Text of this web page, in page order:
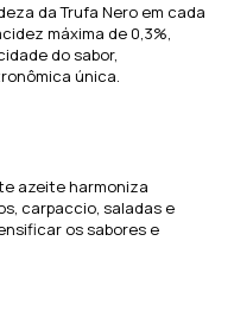
da Trufa Nero em cada
máxima de 0,3%,
do sabor,
única.
azeite harmoniza
carpaccio, saladas e
os sabores e